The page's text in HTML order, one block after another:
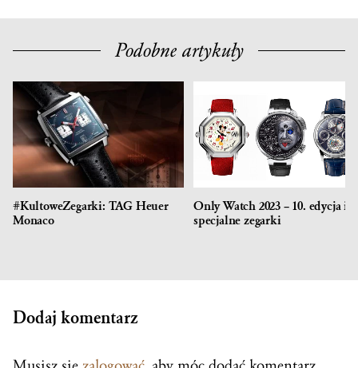
Podobne artykuły
#KultoweZegarki: TAG Heuer
Monaco
Only Watch 2023 – 10. edycja i
specjalne zegarki
Dodaj komentarz